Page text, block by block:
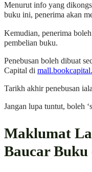
Menurut info yang
buku ini, penerima akan
Kemudian, penerima
pembelian buku.
Penebusan boleh dibuat
Capital di
Tarikh akhir penebusan
Jangan lupa tuntut, boleh
Maklumat
Baucar Buku